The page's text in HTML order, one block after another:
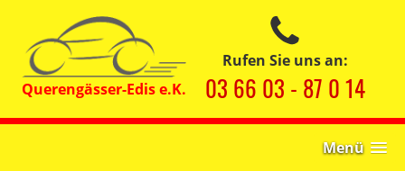
Rufen Sie uns an:
03 66 03 - 87 0 14
Menü